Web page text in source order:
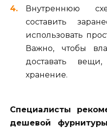
Внутреннюю
составить
использовать
Важно, чтобы
доставать
хранение.
Специалисты
дешевой